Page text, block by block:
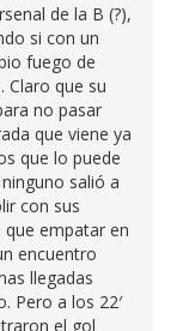
de la B (?),
si con un
fuego de
Claro que su
no pasar
que viene ya
que lo puede
salió a
con sus
empatar en
encuentro
llegadas
Pero a los 22′
el gol